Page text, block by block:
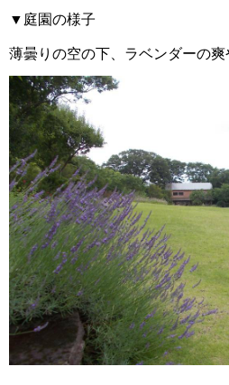
▼庭園の様子
薄曇りの空の下、ラベンダーの爽